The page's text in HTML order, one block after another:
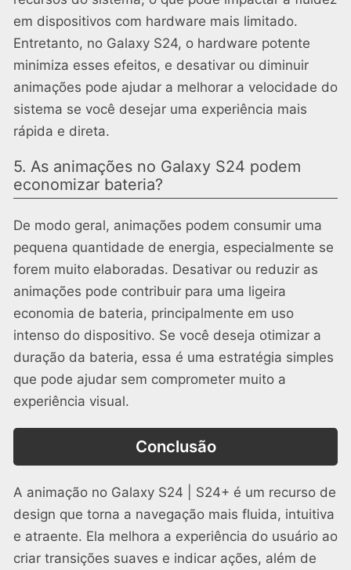
em dispositivos com hardware mais limitado.
Entretanto, no Galaxy S24, o hardware potente
minimiza esses efeitos, e desativar ou diminuir
animações pode ajudar a melhorar a velocidade do
sistema se você desejar uma experiência mais
rápida e direta.
5. As animações no Galaxy S24 podem
economizar bateria?
De modo geral, animações podem consumir uma
pequena quantidade de energia, especialmente se
forem muito elaboradas. Desativar ou reduzir as
animações pode contribuir para uma ligeira
economia de bateria, principalmente em uso
intenso do dispositivo. Se você deseja otimizar a
duração da bateria, essa é uma estratégia simples
que pode ajudar sem comprometer muito a
experiência visual.
Conclusão
A animação no Galaxy S24 | S24+ é um recurso de
design que torna a navegação mais fluida, intuitiva
e atraente. Ela melhora a experiência do usuário ao
criar transições suaves e indicar ações, além de